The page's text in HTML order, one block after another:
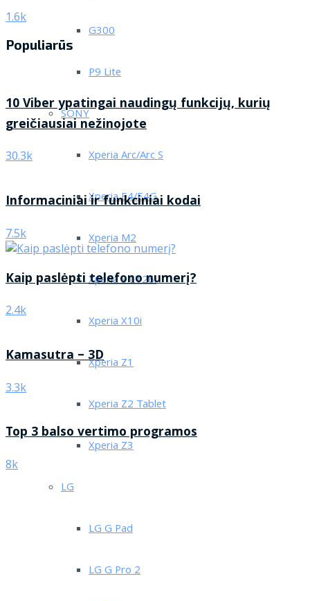
G300
P9 Lite
SONY
Xperia Arc/Arc S
Xperia E4/E4G
Xperia M2
Xperia S LT26i
Xperia X10i
Xperia Z1
Xperia Z2 Tablet
Xperia Z3
LG
LG G Pad
LG G Pro 2
1.6k
Populiarūs
10 Viber ypatingai naudingų funkcijų, kurių
greičiausiai nežinojote
30.3k
Informaciniai ir funkciniai kodai
7.5k
Kaip paslėpti telefono numerį?
2.4k
Kamasutra – 3D
3.3k
Top 3 balso vertimo programos
8k